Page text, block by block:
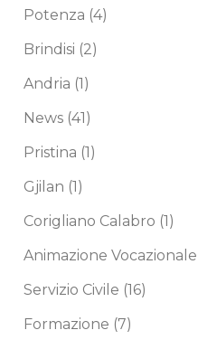
Potenza (4)
Brindisi (2)
Andria (1)
News (41)
Pristina (1)
Gjilan (1)
Corigliano Calabro (1)
Animazione Vocazionale
Servizio Civile (16)
Formazione (7)